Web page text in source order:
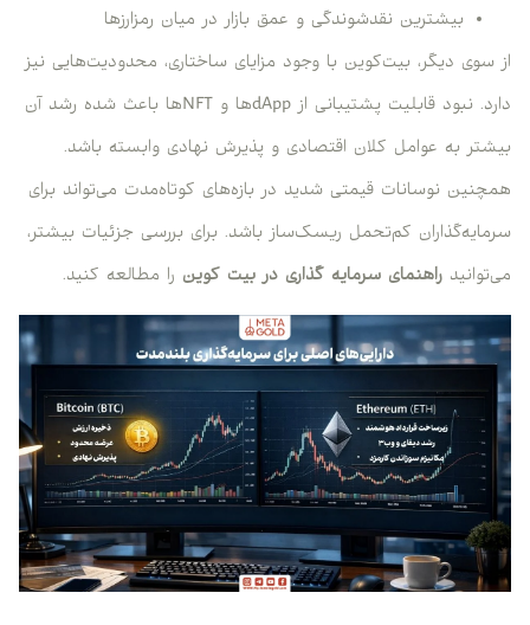
بیشترین نقدشوندگی و عمق بازار در میان رمزارزها
از سوی دیگر، بیت‌کوین با وجود مزایای ساختاری، محدودیت‌هایی نیز
دارد. نبود قابلیت پشتیبانی از dAppها و NFTها باعث شده رشد آن
بیشتر به عوامل کلان اقتصادی و پذیرش نهادی وابسته باشد.
همچنین نوسانات قیمتی شدید در بازه‌های کوتاه‌مدت می‌تواند برای
سرمایه‌گذاران کم‌تحمل ریسک‌ساز باشد. برای بررسی جزئیات بیشتر،
می‌توانید راهنمای سرمایه گذاری در بیت کوین را مطالعه کنید.